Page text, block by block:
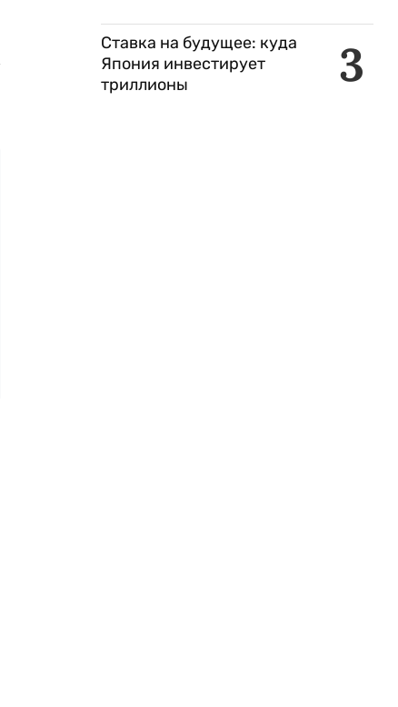
3
Ставка на будущее: куда
Япония инвестирует
триллионы